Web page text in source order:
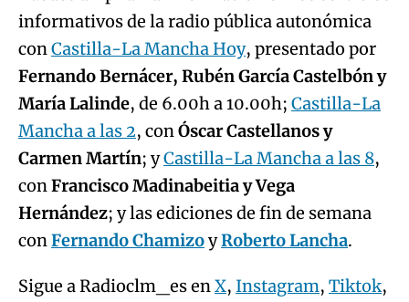
informativos de la radio pública autonómica
conCastilla-La Mancha Hoy, presentado por
Fernando Bernácer, Rubén García Castelbón y
María Lalinde, de 6.00h a 10.00h; Castilla-La
Mancha a las 2, conÓscar Castellanos y
Carmen Martín; yCastilla-La Mancha a las 8,
conFrancisco Madinabeitia y Vega
Hernández; y las ediciones de fin de semana
conFernando ChamizoyRoberto Lancha.
Sigue a Radioclm_es enX, Instagram, Tiktok,